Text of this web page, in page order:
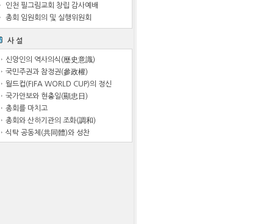
인천 필그림교회 창립 감사예배
총회 임원회의 및 실행위원회
사 설
신앙인의 역사의식(歷史意識)
국민주권과 참정권(參政權)
월드컵(FIFA WORLD CUP)의 정신
국가안보와 현충일(顯忠日)
총회를 마치고
총회와 산하기관의 조화(調和)
식탁 공동체(共同體)와 성찬